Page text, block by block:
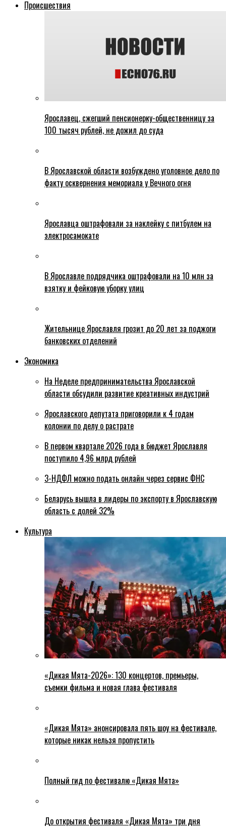
Происшествия
Ярославец, сжегший пенсионерку-общественницу за
100 тысяч рублей, не дожил до суда
В Ярославской области возбуждено уголовное дело по
факту осквернения мемориала у Вечного огня
Ярославца оштрафовали за наклейку с питбулем на
электросамокате
В Ярославле подрядчика оштрафовали на 10 млн за
взятку и фейковую уборку улиц
Жительнице Ярославля грозит до 20 лет за поджоги
банковских отделений
Экономика
На Неделе предпринимательства Ярославской
области обсудили развитие креативных индустрий
Ярославского депутата приговорили к 4 годам
колонии по делу о растрате
В первом квартале 2026 года в бюджет Ярославля
поступило 4,96 млрд рублей
3-НДФЛ можно подать онлайн через сервис ФНС
Беларусь вышла в лидеры по экспорту в Ярославскую
область с долей 32%
Культура
«Дикая Мята-2026»: 130 концертов, премьеры,
съемки фильма и новая глава фестиваля
«Дикая Мята» анонсировала пять шоу на фестивале,
которые никак нельзя пропустить
Полный гид по фестивалю «Дикая Мята»
До открытия фестиваля «Дикая Мята» три дня